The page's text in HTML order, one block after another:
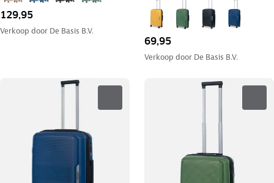
129,95
Verkoop door De Basis B.V.
69,95
Verkoop door De Basis B.V.